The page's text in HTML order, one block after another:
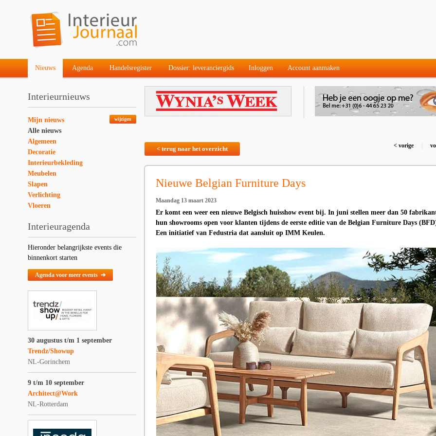
Nieuws Agenda Handelsregister Dossier: leveranciergids Inloggen Account aanmaken
Interieurnieuws
wijzigen
Mijn nieuws
Alle nieuws
Algemeen
Decoratie
Interieurbekleding
Meubelen
Slapen
Verlichting
Vloeren
Interieuragenda
Hieronder belangrijkste events die
binnenkort starten
Agenda voor meer events ➔
30 augustus t/m 1 september
Trendz/Showup
NL-Gorinchem
9 t/m 10 september
Architect@Work
NL-Rotterdam
< terug naar het overzicht < vorige
Nieuwe Belgian Furniture Days
Maandag 13 maart 2023
Er komt een weer een nieuwe Belgisch huisshow event bij. In juni stellen meer dan 50
hun showrooms open voor klanten tijdens de eerste editie van de Belgian Furniture Days
Een initiatief van Fedustria dat aansluit op IMM Keulen.